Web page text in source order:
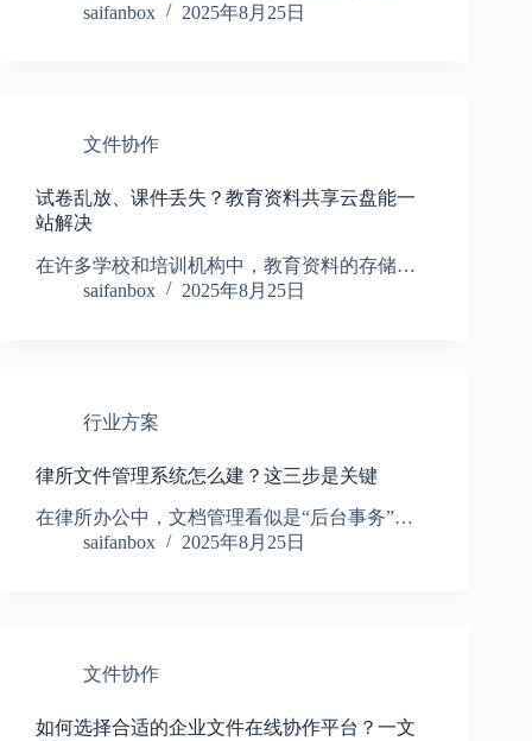
saifanbox
2025年8月25日
文件协作
试卷乱放、课件丢失？教育资料共享云盘能一
站解决
在许多学校和培训机构中，教育资料的存储…
saifanbox
2025年8月25日
行业方案
律所文件管理系统怎么建？这三步是关键
在律所办公中，文档管理看似是“后台事务”…
saifanbox
2025年8月25日
文件协作
如何选择合适的企业文件在线协作平台？一文